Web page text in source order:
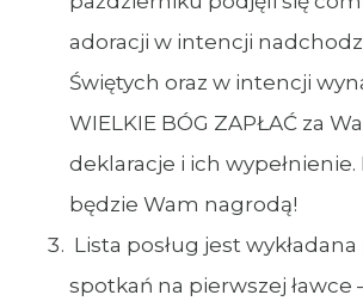
adoracji w intencji
Świętych oraz w intencji
WIELKIE BÓG ZAPŁAĆ za
deklaracje i ich wypełnienie.
będzie Wam nagrodą!
Lista posług jest
spotkań na pierwszej ławce